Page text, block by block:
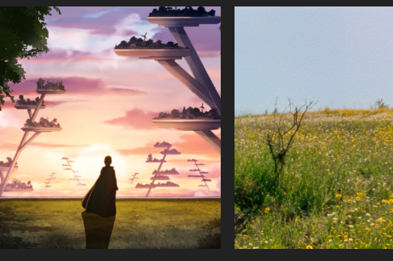
colegio con un tatuaje en el brazo. (...)